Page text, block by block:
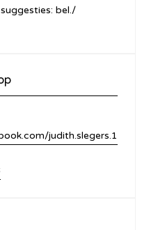
bel./
judith.slegers.1